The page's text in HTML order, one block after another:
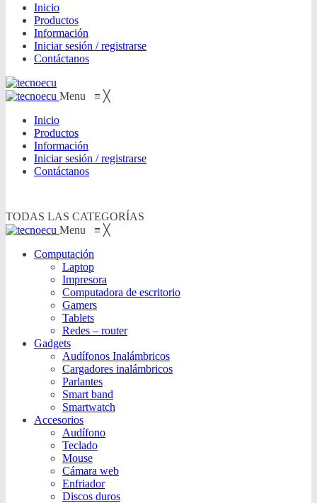
Inicio
Productos
Información
Iniciar sesión / registrarse
Contáctanos
Menu ≡ ╳
Inicio
Productos
Información
Iniciar sesión / registrarse
Contáctanos
TODAS LAS CATEGORÍAS
Menu ≡ ╳
Computación
Laptop
Impresora
Computadora de escritorio
Gamers
Tablets
Redes – router
Gadgets
Audífonos Inalámbricos
Cargadores inalámbricos
Parlantes
Smart band
Smartwatch
Accesorios
Audífono
Teclado
Mouse
Cámara web
Enfriador
Discos duros